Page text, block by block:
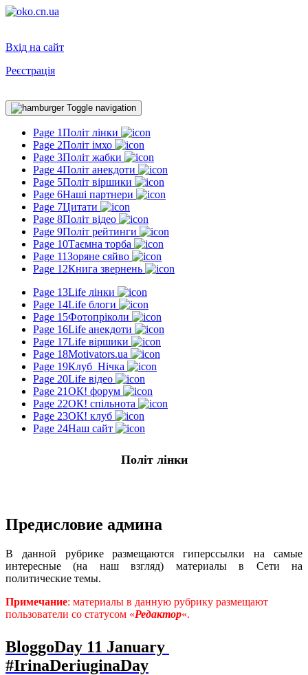
Вхід на сайт
Реєстрація
Toggle navigation
Page 1Політ лінки
Page 2Політ імхо
Page 3Політ жабки
Page 4Політ анекдоти
Page 5Політ віршики
Page 6Наші партнери
Page 7Цитати
Page 8Політ відео
Page 9Політ рейтинги
Page 10Таємна торба
Page 11Зоряне сяйво
Page 12Книга звернень
Page 13Life лінки
Page 14Life блоги
Page 15Фотопріколи
Page 16Life анекдоти
Page 17Life віршики
Page 18Motivators.ua
Page 19Клуб_Нічка
Page 20Life відео
Page 21ОК! форум
Page 22ОК! спільнота
Page 23ОК! клуб
Page 24Наш сайт
Політ лінки
Предисловие админа
В данной рубрике размещаются гиперссылки на самые
интересные (на наш взгляд) материалы в Сети на
политические темы.
Примечание: материалы в данную рубрику размещают
пользователи со статусом «Редактор«.
BloggoDay 11 January
#IrinaDeriuginaDay